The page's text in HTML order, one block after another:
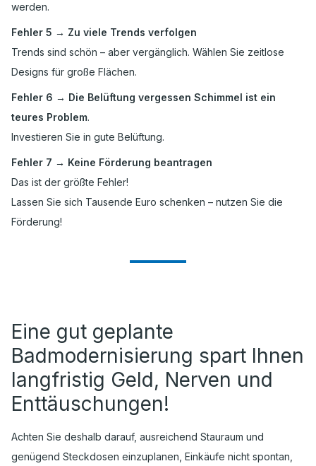
werden.
Fehler 5 → Zu viele Trends verfolgen
Trends sind schön – aber vergänglich. Wählen Sie zeitlose
Designs für große Flächen.
Fehler 6 → Die Belüftung vergessen Schimmel ist ein
teures Problem.
Investieren Sie in gute Belüftung.
Fehler 7 → Keine Förderung beantragen
Das ist der größte Fehler!
Lassen Sie sich Tausende Euro schenken – nutzen Sie die
Förderung!
Eine gut geplante
Badmodernisierung spart Ihnen
langfristig Geld, Nerven und
Enttäuschungen!
Achten Sie deshalb darauf, ausreichend Stauraum und
genügend Steckdosen einzuplanen, Einkäufe nicht spontan,